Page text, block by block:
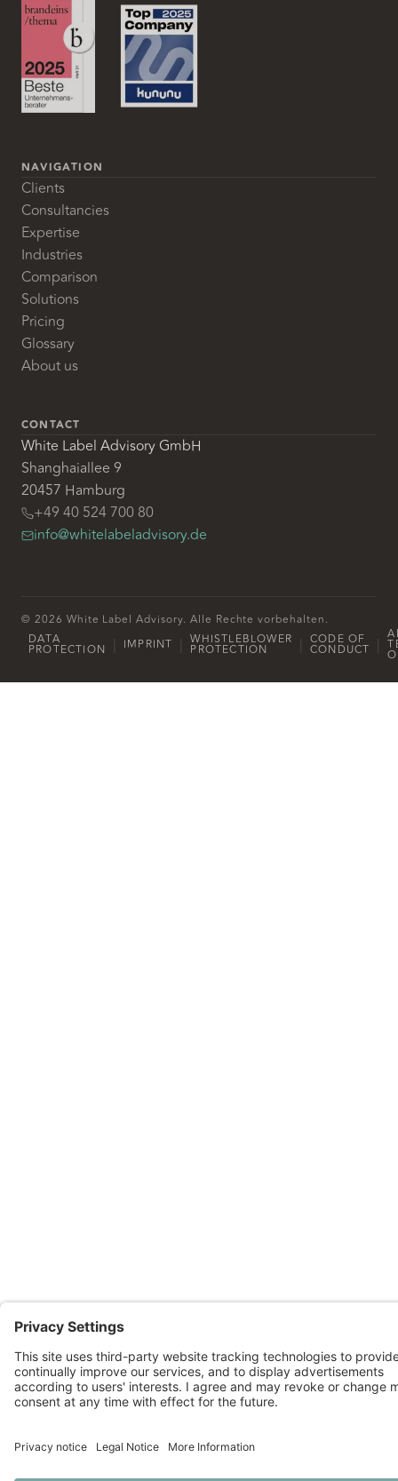
NAVIGATION
Clients
Consultancies
Expertise
Industries
Comparison
Solutions
Pricing
Glossary
About us
CONTACT
White Label Advisory GmbH
Shanghaiallee 9
20457 Hamburg
+49 40 524 700 80
info@whitelabeladvisory.de
© 2026 White Label Advisory. Alle Rechte vorbehalten.
DATA
PROTECTION IMPRINT WHISTLEBLOWER
PROTECTION
CODE OF
CONDUCT